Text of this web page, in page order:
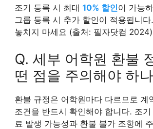
조기 등록 시 최대 10% 할인이 가능
그룹 등록 시 추가 할인이 적용됩니
놓치지 마세요 (출처: 필자닷컴
Q. 세부 어학원 환불
떤 점을 주의해야 하
환불 규정은 어학원마다 다르므로 계
조건을 반드시 확인해야 합니다. 조
료 발생 가능성과 환불 불가 조항에